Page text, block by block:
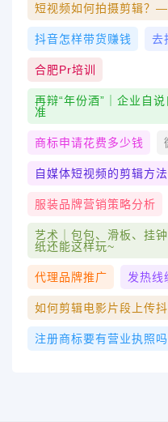
短视频如何拍摄剪辑？
抖音怎样带货赚钱 去
合肥pr培训
再辩“年份酒”｜企业自
准
商标申请花费多少钱
自媒体短视频的剪辑方
服装品牌营销策略分析
艺术｜包包、滑板、挂
纸还能这样玩~
代理品牌推广 发热线
如何剪辑电影片段上传
注册商标要有营业执照吗